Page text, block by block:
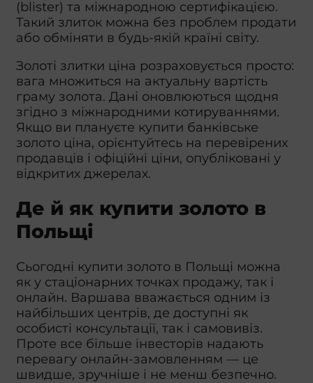
(blister) та міжнародною сертифікацією.
Такий злиток можна без проблем продати
або обміняти в будь-якій країні світу.
Золоті злитки ціна розраховується просто:
вага множиться на актуальну вартість
граму золота. Дані оновлюються щодня
згідно з міжнародними котируваннями.
Якщо ви плануєте купити банківське
золото ціна, орієнтуйтесь на перевірених
продавців і офіційні ціни, опубліковані у
відкритих джерелах.
Де й як купити золото в
Польщі
Сьогодні купити золото в Польщі можна
як у стаціонарних точках продажу, так і
онлайн. Варшава вважається одним із
найбільших центрів, де доступні як
особисті консультації, так і самовивіз.
Проте все більше інвесторів надають
перевагу онлайн-замовленням — це
швидше, зручніше і не менш безпечно.